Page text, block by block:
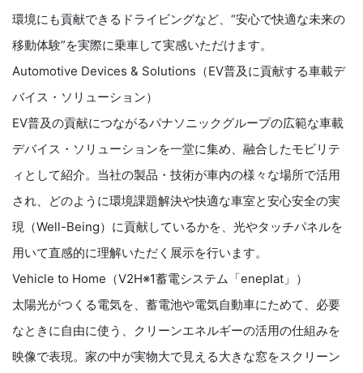
環境にも貢献できるドライビングなど、“安心で快適な未来の
移動体験”を実際に乗車して実感いただけます。
Automotive Devices & Solutions（EV普及に貢献する車載デ
バイス・ソリューション）
EV普及の貢献につながるパナソニックグループの広範な車載
デバイス・ソリューションを一堂に集め、融合したモビリテ
ィとして紹介。当社の製品・技術が車内の様々な場所で活用
され、どのように環境課題解決や快適な車室と安心安全の実
現（Well-Being）に貢献しているかを、光やタッチパネルを
用いて直感的に理解いただく展示を行います。
Vehicle to Home（V2H※1蓄電システム「eneplat」）
太陽光がつくる電気を、蓄電池や電気自動車にためて、必要
なときに自由に使う、クリーンエネルギーの活用の仕組みを
映像で表現。家の中が実物大で見える大きな窓をスクリーン